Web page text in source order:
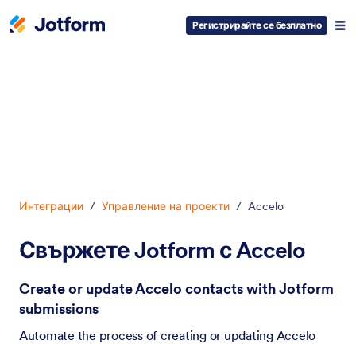
Регистрирайте се безплатно
Интеграции / Управление на проекти / Accelo
Свържете Jotform с Accelo
Create or update Accelo contacts with Jotform
submissions
Automate the process of creating or updating Accelo